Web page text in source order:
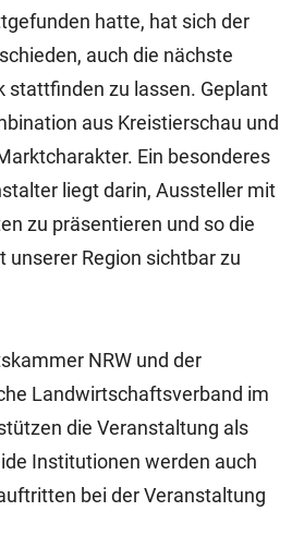
hatte, hat sich der
auch die nächste
stattfinden zu lassen. Geplant
aus Kreistierschau und
Ein besonderes
liegt darin, Aussteller mit
zu präsentieren und so die
unserer Region sichtbar zu
NRW und der
Landwirtschaftsverband im
die Veranstaltung als
Institutionen werden auch
bei der Veranstaltung